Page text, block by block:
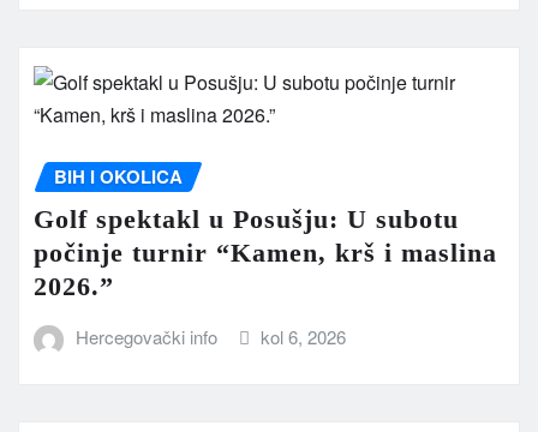
BIH I OKOLICA
Golf spektakl u Posušju: U subotu
počinje turnir “Kamen, krš i maslina
2026.”
Hercegovački info kol 6, 2026